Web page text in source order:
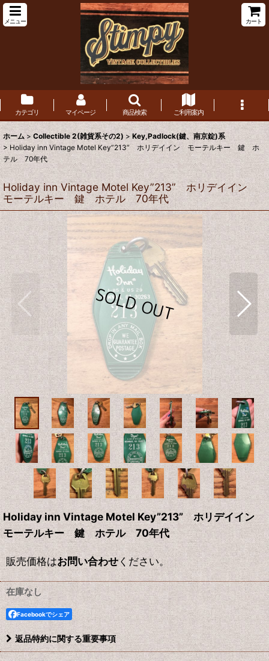
メニュー カート
カテゴリ マイページ 商品検索 ご利用案内
ホーム > Collectible 2(雑貨系その2) > Key,Padlock(鍵、南京錠)系
> Holiday inn Vintage Motel Key”213” ホリデイイン モーテルキー 鍵 ホ
テル 70年代
Holiday inn Vintage Motel Key”213” ホリデイイン
モーテルキー 鍵 ホテル 70年代
Holiday inn Vintage Motel Key”213” ホリデイイン
モーテルキー 鍵 ホテル 70年代
販売価格はお問い合わせください。
在庫なし
Facebookでシェア
返品特約に関する重要事項